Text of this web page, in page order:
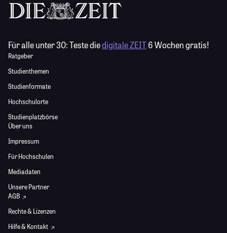
Für alle unter 30:Teste diedigitale ZEIT6 Wochen gratis!
Ratgeber
Studienthemen
Studienformate
Hochschulorte
Studienplatzbörse
Über uns
Impressum
Für Hochschulen
Mediadaten
Unsere Partner
AGB
Rechte & Lizenzen
Hilfe & Kontakt